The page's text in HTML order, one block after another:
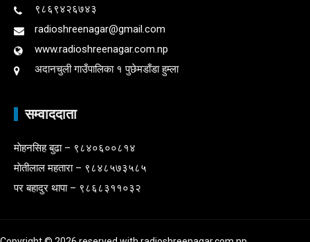
९८६९४२६७४३
radioshreenagar@gmail.com
www.radioshreenagar.com.np
अदानचुली गाउँपालिका १ पुछेमडाँडा हुम्ला
सम्वाददाता
माेहनसिह बुढा – ९८४०६००८१४
माेतीलाल महतारा – ९८४८५७३५८५
पर बहादुर थापा – ९८६८३११०३२